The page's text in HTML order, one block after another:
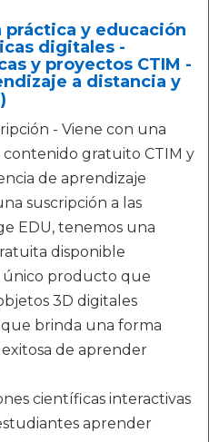
práctica y educación
digitales -
y proyectos CTIM -
a distancia y
- Viene con una
gratuito CTIM y
de aprendizaje
suscripción a las
EDU, tenemos una
disponible
único producto que
3D digitales
brinda una forma
de aprender
científicas interactivas
aprender